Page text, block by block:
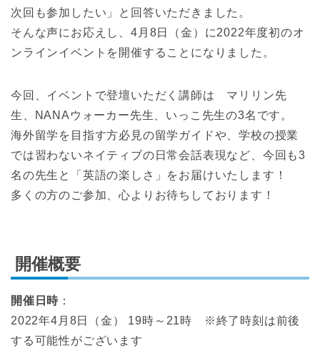
次回も参加したい」と回答いただきました。
そんな声にお応えし、4月8日（金）に2022年度初のオ
ンラインイベントを開催することになりました。
今回、イベントで登壇いただく講師は マリリン先
生、NANAウォーカー先生、いっこ先生の3名です。
海外留学を目指す方必見の留学ガイドや、学校の授業
では習わないネイティブの日常会話表現など、今回も3
名の先生と「英語の楽しさ」をお届けいたします！
多くの方のご参加、心よりお待ちしております！
開催概要
開催日時 ：
2022年4月8日（金） 19時～21時 ※終了時刻は前後
する可能性がございます